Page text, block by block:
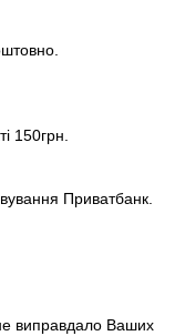
150грн.
Приватбанк.
виправдало Ваших